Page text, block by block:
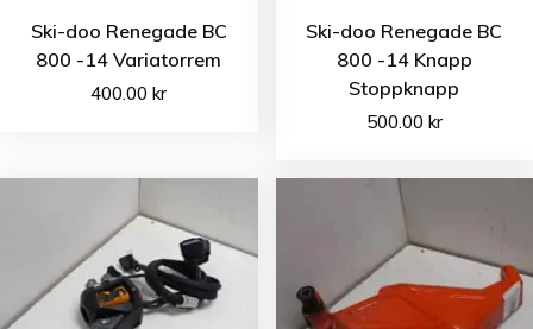
Ski-doo Renegade BC
800 -14 Variatorrem
400.00kr
Ski-doo Renegade BC
800 -14 Knapp
Stoppknapp
500.00 kr